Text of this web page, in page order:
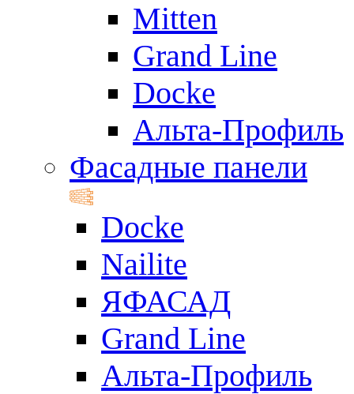
Mitten
Grand Line
Docke
Альта-Профиль
Фасадные панели
Docke
Nailite
ЯФАСАД
Grand Line
Альта-Профиль